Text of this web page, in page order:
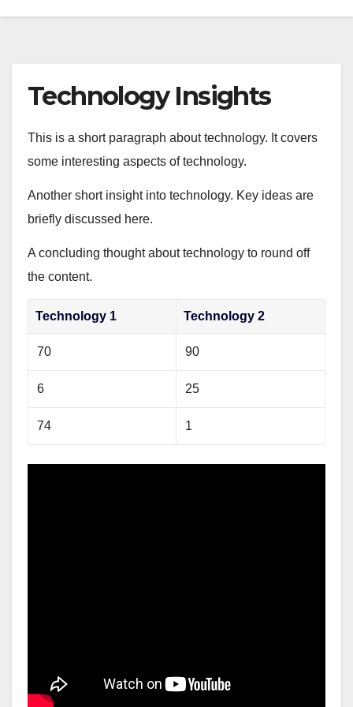
Technology Insights
This is a short paragraph about technology. It covers
some interesting aspects of technology.
Another short insight into technology. Key ideas are
briefly discussed here.
A concluding thought about technology to round off
the content.
Technology 1 Technology 2
70 90
6 25
74 1